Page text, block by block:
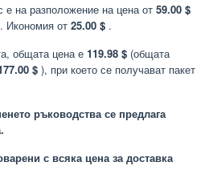
на разположение на цена от 59.00 $
Икономия от 25.00 $ .
общата цена е 119.98 $ (общата
$ ), при което се получават пакет
ръководства се предлага
с всяка цена за доставка